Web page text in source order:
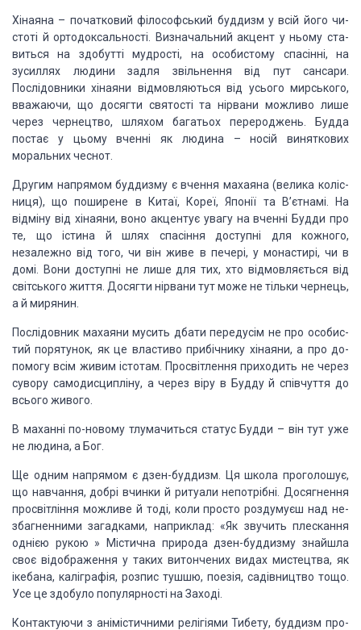
Хінаяна – початковий філософський буддизм у всій його чи­
стоті й ортодоксальності. Визначальний акцент у ньому ста­
виться на здобутті мудрості, на особистому спасінні, на
зусиллях людини задля звільнення від пут сансари.
Послідовники хінаяни відмовляються від усього мирського,
вважаючи, що досягти святості та нірвани можливо лише
через чернецтво, шляхом багатьох перероджень. Будда
постає у цьомувченні як людина – носій виняткових
моральних чеснот.
Другим напрямом буддизму є вчення махаяна (велика коліс­
ниця), що поширене в Китаї, Кореї, Японії та В’єтнамі. На
відміну від хінаяни, воно акцентує увагу на вченні Будди про
те, що істина й шлях спасіння доступні для кожного,
незалежно від того, чи він живе в печері, у монастирі, чи в
домі. Вони доступні не лише для тих, хто відмовляється від
світського життя. Досягти нірвани тут може не тільки чернець,
а й мирянин.
Послідовник махаяни мусить дбати передусім не про особис­
тий порятунок, як це властиво прибічнику хінаяни, а про до­
помогу всім живим істотам. Просвітлення приходить не через
сувору самодисципліну, а через віру в Будду й співчуття до
всього живого.
В маханні по-новому тлумачиться статус Будди – він тут уже
не людина, а Бог.
Ще одним напрямом є дзен-буддизм. Ця школа проголошує,
що навчання, добрі вчинки й ритуали непотрібні. Досягнення
просвітління можливе й тоді, коли просто роздумуєш над не­
збагненними загадками, наприклад: «Як звучить плескання
од­нією рукою » Містична природа дзен-буддизму знайшла
своє відображення у таких витончених видах мистецтва, як
ікебана, каліграфія, розпис тушшю, поезія, садівництво тощо.
Усе це здобуло популярності на Заході.
Контактуючи з анімістичними релігіями Тибету, буддизм про­